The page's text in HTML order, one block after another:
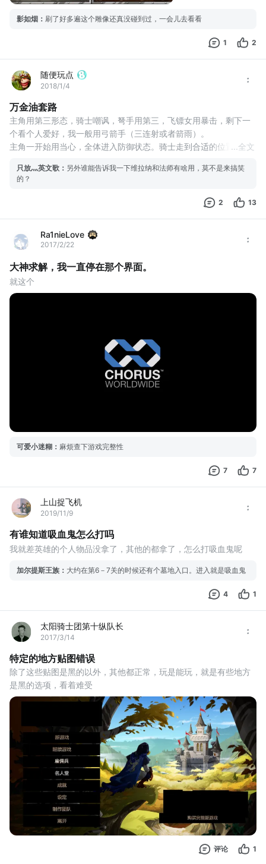
影如烟 ： 刷了好多遍这个雕像还真没碰到过，一会儿去看看
1 2
随便玩点
2018/1/4
万金油套路
主角用第三形态，骑士嘲讽，弩手用第三，飞镖女用暴击，剩下一
个看个人爱好，我一般用弓箭手（三连射或者箭雨）。
主角一开始用当心，全体进入防御状态。骑士走到合适的位置，开
人是否连在一起，正好出现一个空位的话用主角补位（不受近战惩
罚），然后飞镖女疯狂造成aoe输出，运气好的话可以连续把所有敌
全文
只放灬英文歌 ： 另外谁能告诉我一下维拉纳和法师有啥用，莫不是来搞笑
的？
2 13
Ra1nieLove
2017/2/22
大神求解，我一直停在那个界面。
就这个
可爱小迷糊 ： 麻烦查下游戏完整性
7 7
上山捉飞机
2019/11/9
有谁知道吸血鬼怎么打吗
我就差英雄的个人物品没拿了，其他的都拿了，怎么打吸血鬼呢
加尔提斯王族 ： 大约在第6－7关的时候还有个墓地入口。进入就是吸血鬼
4 1
太阳骑士团第十纵队长
2017/3/14
特定的地方贴图错误
除了这些贴图是黑的以外，其他都正常，玩是能玩，就是有些地方
是黑的选项，看着难受
评论 1